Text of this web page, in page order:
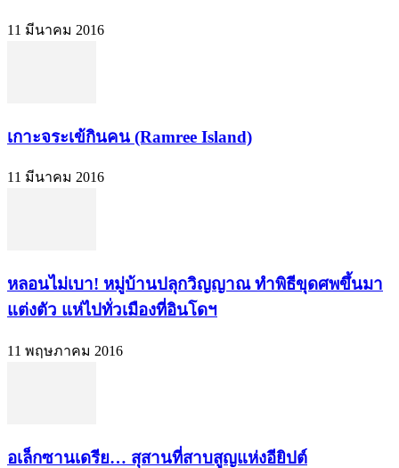
11 มีนาคม 2016
เกาะจระเข้กินคน (Ramree Island)
11 มีนาคม 2016
หลอนไม่เบา! หมู่บ้านปลุกวิญญาณ ทำพิธีขุดศพขึ้นมา
แต่งตัว แห่ไปทั่วเมืองที่อินโดฯ
11 พฤษภาคม 2016
อเล็กซานเดรีย… สุสานที่สาบสูญแห่งอียิปต์